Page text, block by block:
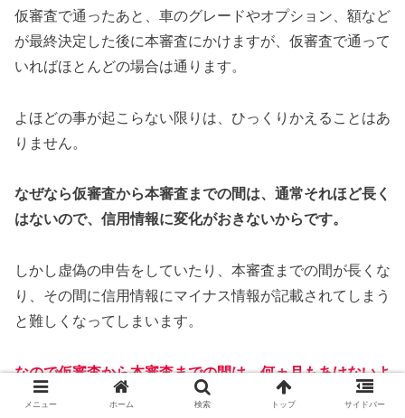
仮審査で通ったあと、車のグレードやオプション、額など
が最終決定した後に本審査にかけますが、仮審査で通って
いればほとんどの場合は通ります。
よほどの事が起こらない限りは、ひっくりかえることはあ
りません。
なぜなら仮審査から本審査までの間は、通常それほど長く
はないので、信用情報に変化がおきないからです。
しかし虚偽の申告をしていたり、本審査までの間が長くな
り、その間に信用情報にマイナス情報が記載されてしまう
と難しくなってしまいます。
なので仮審査から本審査までの間は、何ヵ月もあけないよ
うにすることと、その間は信用情報にマイナスになる行動
メニュー ホーム 検索 トップ サイドバー